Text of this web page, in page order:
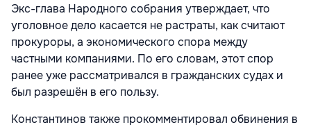
Экс-глава Народного собрания утверждает, что
уголовное дело касается не растраты, как считают
прокуроры, а экономического спора между
частными компаниями. По его словам, этот спор
ранее уже рассматривался в гражданских судах и
был разрешён в его пользу.
Константинов также прокомментировал обвинения в